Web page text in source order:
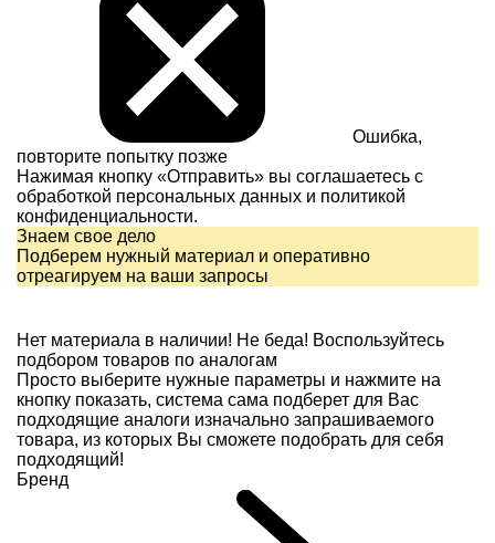
Ошибка,
повторите попытку позже
Нажимая кнопку «Отправить» вы соглашаетесь с
обработкой персональных данных и политикой
конфиденциальности.
Знаем свое дело
Подберем нужный материал и оперативно
отреагируем на ваши запросы
Нет материала в наличии! Не беда! Воспользуйтесь
подбором товаров по аналогам
Просто выберите нужные параметры и нажмите на
кнопку показать, система сама подберет для Вас
подходящие аналоги изначально запрашиваемого
товара, из которых Вы сможете подобрать для себя
подходящий!
Бренд